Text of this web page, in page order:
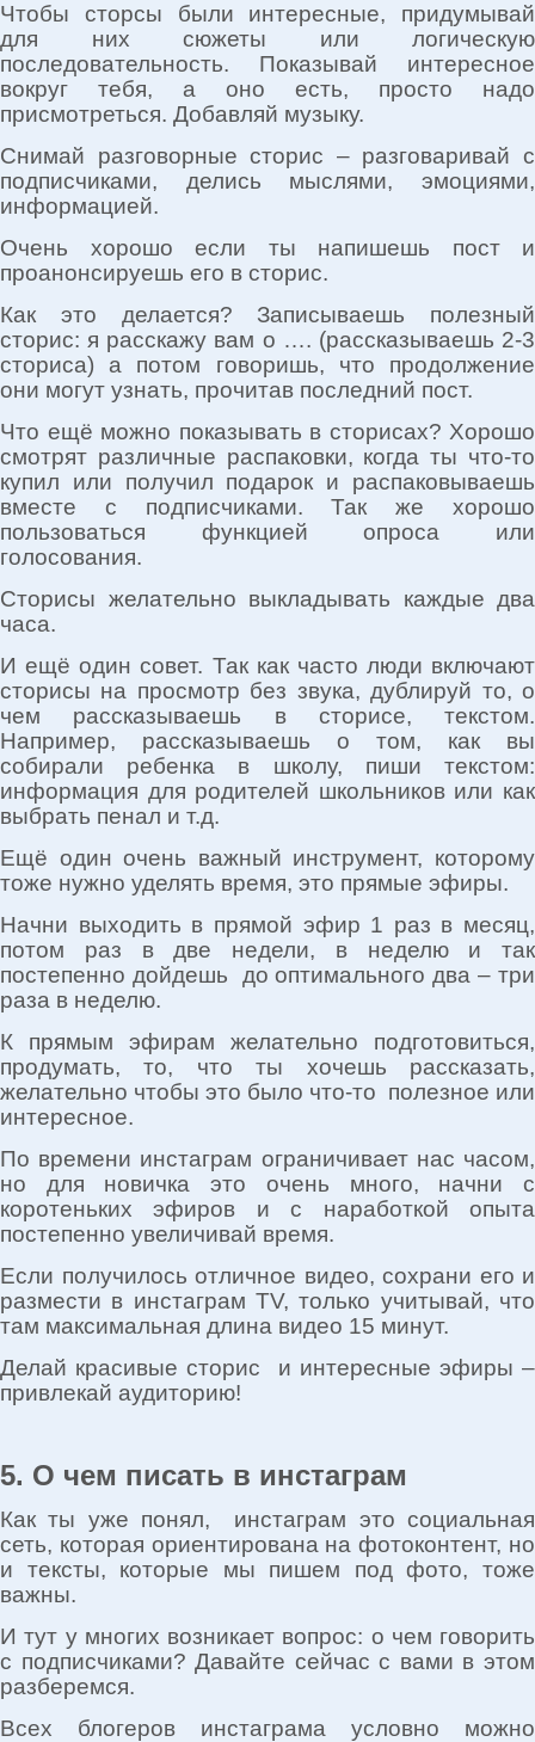
Чтобы сторсы были интересные, придумывай
для них сюжеты или логическую
последовательность. Показывай интересное
вокруг тебя, а оно есть, просто надо
присмотреться. Добавляй музыку.
Снимай разговорные сторис – разговаривай с
подписчиками, делись мыслями, эмоциями,
информацией.
Очень хорошо если ты напишешь пост и
проанонсируешь его в сторис.
Как это делается? Записываешь полезный
сторис: я расскажу вам о …. (рассказываешь 2-3
сториса) а потом говоришь, что продолжение
они могут узнать, прочитав последний пост.
Что ещё можно показывать в сторисах? Хорошо
смотрят различные распаковки, когда ты что-то
купил или получил подарок и распаковываешь
вместе с подписчиками. Так же хорошо
пользоваться функцией опроса или
голосования.
Сторисы желательно выкладывать каждые два
часа.
И ещё один совет. Так как часто люди включают
сторисы на просмотр без звука, дублируй то, о
чем рассказываешь в сторисе, текстом.
Например, рассказываешь о том, как вы
собирали ребенка в школу, пиши текстом:
информация для родителей школьников или как
выбрать пенал и т.д.
Ещё один очень важный инструмент, которому
тоже нужно уделять время, это прямые эфиры.
Начни выходить в прямой эфир 1 раз в месяц,
потом раз в две недели, в неделю и так
постепенно дойдешь до оптимального два – три
раза в неделю.
К прямым эфирам желательно подготовиться,
продумать, то, что ты хочешь рассказать,
желательно чтобы это было что-то полезное или
интересное.
По времени инстаграм ограничивает нас часом,
но для новичка это очень много, начни с
коротеньких эфиров и с наработкой опыта
постепенно увеличивай время.
Если получилось отличное видео, сохрани его и
размести в инстаграм TV, только учитывай, что
там максимальная длина видео 15 минут.
Делай красивые сторис и интересные эфиры –
привлекай аудиторию!
5. О чем писать в инстаграм
Как ты уже понял, инстаграм это социальная
сеть, которая ориентирована на фотоконтент, но
и тексты, которые мы пишем под фото, тоже
важны.
И тут у многих возникает вопрос: о чем говорить
с подписчиками? Давайте сейчас с вами в этом
разберемся.
Всех блогеров инстаграма условно можно